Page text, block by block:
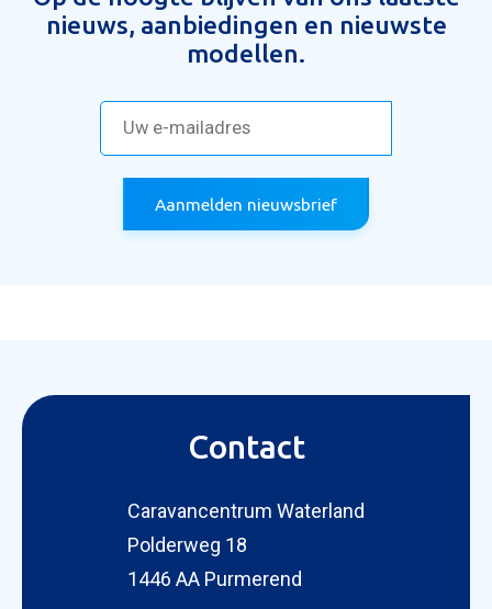
nieuws, aanbiedingen en nieuwste
modellen.
Aanmelden nieuwsbrief
Contact
Caravancentrum Waterland
Polderweg 18
1446 AA Purmerend